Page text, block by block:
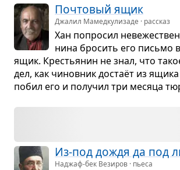
Почто­вый ящик
Джалил Мамедкулизаде · рассказ
Хан попро­сил
нина бро­сить его письмо
ящик. Кре­стья­нин не знал, что
дел, как чинов­ник достаёт из
побил его и полу­чил три месяца
Из-под дождя да под
Наджаф-бек Везиров · пьеса